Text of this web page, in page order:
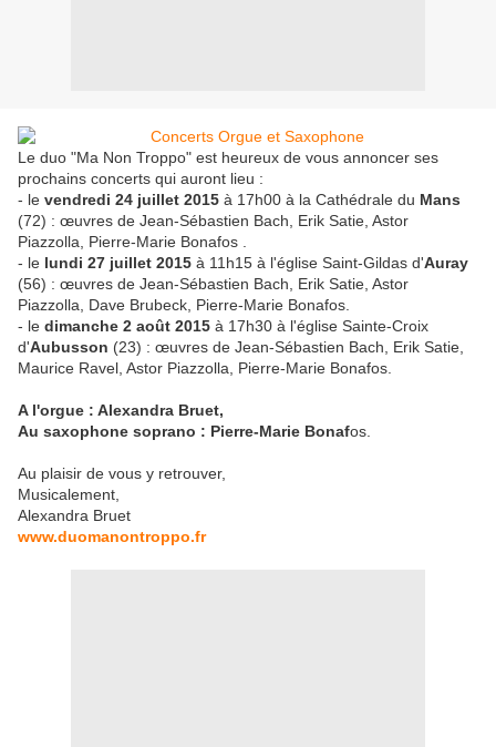
Le duo "Ma Non Troppo" est heureux de vous annoncer ses
prochains concerts qui auront lieu :
- le vendredi 24 juillet 2015 à 17h00 à la Cathédrale du Mans
(72) : œuvres de Jean-Sébastien Bach, Erik Satie, Astor
Piazzolla, Pierre-Marie Bonafos .
- le lundi 27 juillet 2015 à 11h15 à l'église Saint-Gildas d'Auray
(56) : œuvres de Jean-Sébastien Bach, Erik Satie, Astor
Piazzolla, Dave Brubeck, Pierre-Marie Bonafos.
- le dimanche 2 août 2015 à 17h30 à l'église Sainte-Croix
d'Aubusson (23) : œuvres de Jean-Sébastien Bach, Erik Satie,
Maurice Ravel, Astor Piazzolla, Pierre-Marie Bonafos.
A l'orgue : Alexandra Bruet,
Au saxophone soprano : Pierre-Marie Bonafos.
Au plaisir de vous y retrouver,
Musicalement,
Alexandra Bruet
www.duomanontroppo.fr